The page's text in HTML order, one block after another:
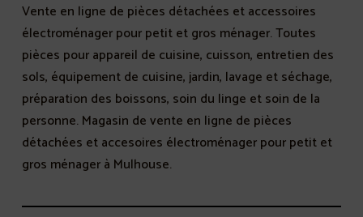
Vente en ligne de pièces détachées et accessoires
électroménager pour petit et gros ménager. Toutes
pièces pour appareil de cuisine, cuisson, entretien des
sols, équipement de cuisine, jardin, lavage et séchage,
préparation des boissons, soin du linge et soin de la
personne. Magasin de vente en ligne de pièces
détachées et accesoires électroménager pour petit et
gros ménager à Mulhouse.